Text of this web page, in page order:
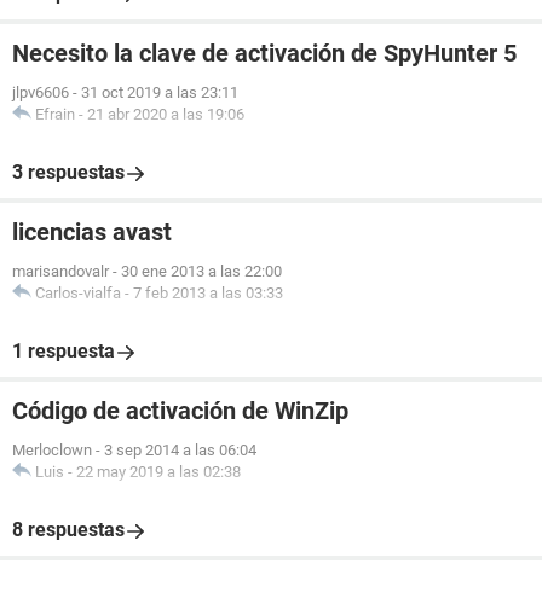
Necesito la clave de activación de SpyHunter 5
jlpv6606 - 31 oct 2019 a las 23:11
Efrain - 21 abr 2020 a las 19:06
3 respuestas
licencias avast
marisandovalr - 30 ene 2013 a las 22:00
Carlos-vialfa - 7 feb 2013 a las 03:33
1 respuesta
Código de activación de WinZip
Merloclown - 3 sep 2014 a las 06:04
Luis - 22 may 2019 a las 02:38
8 respuestas